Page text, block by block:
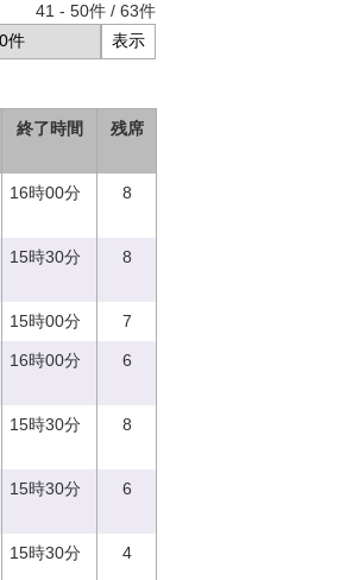
41 - 50件 / 63件
終了時間 残席
16時00分 8
15時30分 8
15時00分 7
16時00分 6
15時30分 8
15時30分 6
15時30分 4